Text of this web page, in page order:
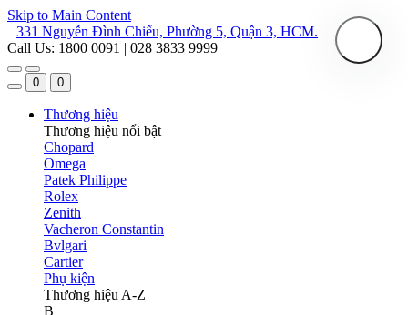
Skip to Main Content
331 Nguyễn Đình Chiểu, Phường 5, Quận 3, HCM.
Call Us: 1800 0091 | 028 3833 9999
0 0
Thương hiệu
Thương hiệu nổi bật
Chopard
Omega
Patek Philippe
Rolex
Zenith
Vacheron Constantin
Bvlgari
Cartier
Phụ kiện
Thương hiệu A-Z
B